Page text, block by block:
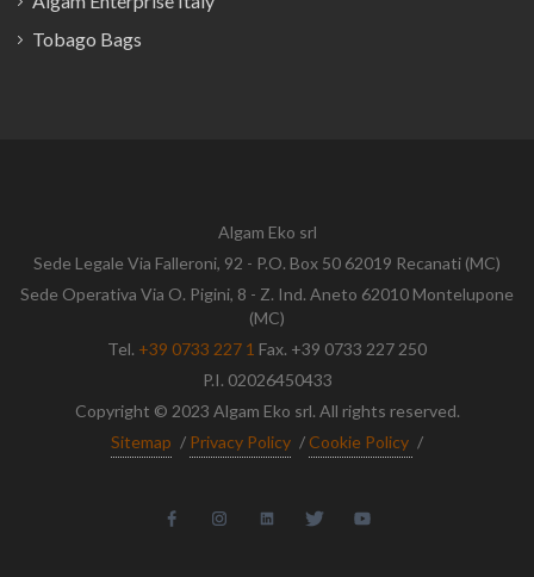
Tobago Bags
Algam Eko srl
Sede Legale Via Falleroni, 92 - P.O. Box 50 62019 Recanati (MC)
Sede Operativa Via O. Pigini, 8 - Z. Ind. Aneto 62010 Montelupone
(MC)
Tel. +39 0733 227 1 Fax. +39 0733 227 250
P.I. 02026450433
Copyright © 2023 Algam Eko srl. All rights reserved.
Sitemap / Privacy Policy / Cookie Policy /